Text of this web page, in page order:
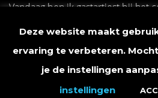
Vandaag ben ik gastartiest bij het
vriend André, André Hazes - Live
Deze website maakt
ervaring te verbeteren.
je de instellingen
instellingen